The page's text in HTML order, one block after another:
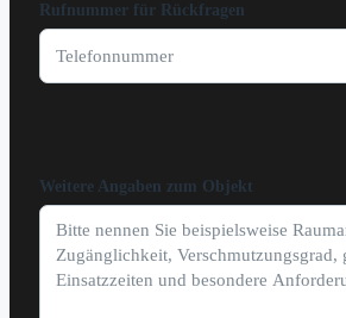
Rufnummer für Rückfragen
Weitere Angaben zum Objekt